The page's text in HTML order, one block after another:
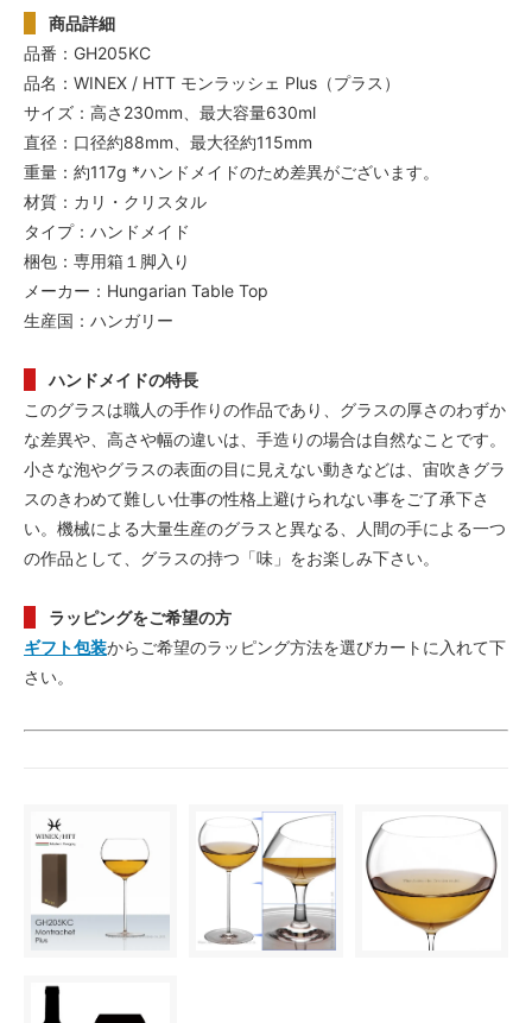
商品詳細
品番：GH205KC
品名：WINEX / HTT モンラッシェ Plus（プラス）
サイズ：高さ230mm、最大容量630ml
直径：口径約88mm、最大径約115mm
重量：約117g *ハンドメイドのため差異がございます。
材質：カリ・クリスタル
タイプ：ハンドメイド
梱包：専用箱１脚入り
メーカー：Hungarian Table Top
生産国：ハンガリー
ハンドメイドの特長
このグラスは職人の手作りの作品であり、グラスの厚さのわずか
な差異や、高さや幅の違いは、手造りの場合は自然なことです。
小さな泡やグラスの表面の目に見えない動きなどは、宙吹きグラ
スのきわめて難しい仕事の性格上避けられない事をご了承下さ
い。機械による大量生産のグラスと異なる、人間の手による一つ
の作品として、グラスの持つ「味」をお楽しみ下さい。
ラッピングをご希望の方
ギフト包装からご希望のラッピング方法を選びカートに入れて下
さい。